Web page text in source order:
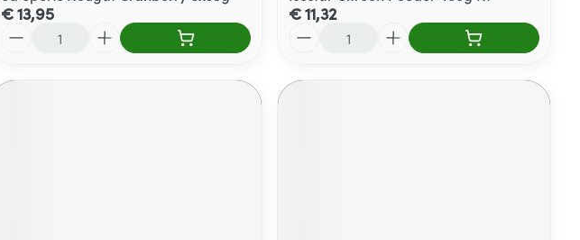
€ 13,95 € 11,32